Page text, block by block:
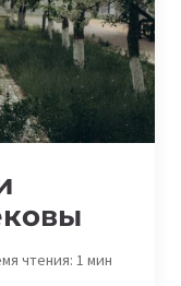
чтения: 1мин